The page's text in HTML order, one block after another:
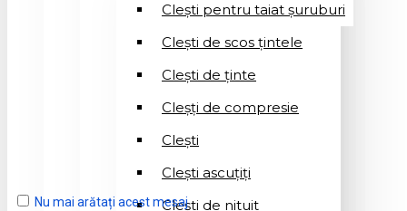
Cleşti pentru taiat șuruburi
Clești de scos țintele
Clești de ținte
Cleșți de compresie
Cleşti
Clești ascuțiți
Cleşti de nituit
Nu mai arătați acest mesaj